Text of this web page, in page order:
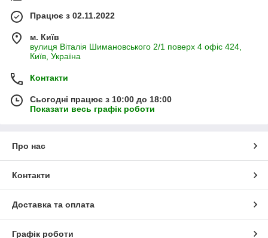
Працює з 02.11.2022
м. Київ
вулиця Віталія Шимановського 2/1 поверх 4 офіс 424,
Київ, Україна
Контакти
Сьогодні працює з 10:00 до 18:00
Показати весь графік роботи
Про нас
Контакти
Доставка та оплата
Графік роботи